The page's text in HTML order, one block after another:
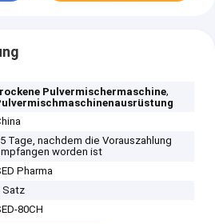
Pulvermischermaschine,
Tage, nachdem die Vorauszahlung
worden ist
Pharma
Satz
80CH